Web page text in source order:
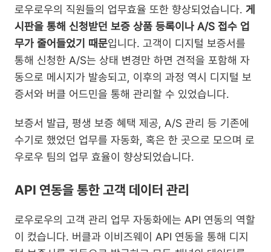
로우로우의 직원들의 업무효율 또한 향상되었습니다. 게
시판을 통해 신청받던 보증 상품 등록이나 A/S 접수 업
무가 줄어들었기 때문입니다. 고객이 디지털 보증서를
통해 신청한 A/S는 상태 변경만 하면 견적을 포함해 자
동으로 메시지가 발송되고, 이후의 과정 역시 디지털 보
증서와 버클 어드민을 통해 관리할 수 있었습니다.
보증서 발급, 평생 보증 혜택 제공, A/S 관리 등 기존에
수기로 했었던 업무를 자동화, 혹은 한 곳으로 모으며 로
우로우 팀의 업무 효율이 향상되었습니다.
API 연동을 통한 고객 데이터 관리
로우로우의 고객 관리 업무 자동화에는 API 연동의 역할
이 컸습니다. 버클과 이비즈웨이 API 연동을 통해 디지